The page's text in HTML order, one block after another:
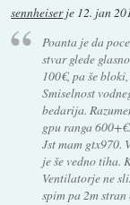
sennheiserje 12. jan
Poanta je da
stvar glede
100€, pa še
Smiselnost
bedarija.
gpu ranga 600+€.
Jst mam gtx970.
je še vedno tiha.
Ventilatorje ne
spim pa 2m